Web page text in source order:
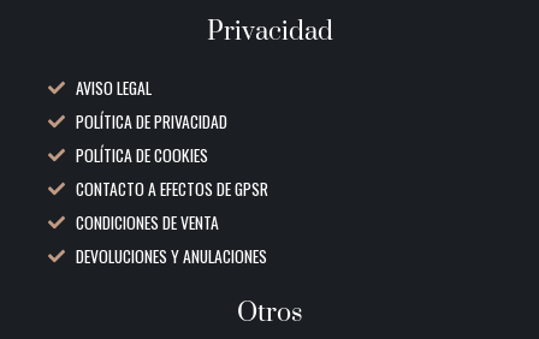
Privacidad
AVISO LEGAL
POLÍTICA DE PRIVACIDAD
POLÍTICA DE COOKIES
CONTACTO A EFECTOS DE GPSR
CONDICIONES DE VENTA
DEVOLUCIONES Y ANULACIONES
Otros